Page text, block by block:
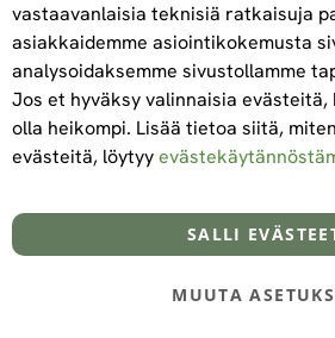
Tilaa
Tietoa meistä
@‌2025 FooDeliDoo
vastaavanlaisia teknisiä ratkaisuja
asiakkaidemme asiointikokemusta
analysoidaksemme sivustollamme
Jos et hyväksy valinnaisia
olla heikompi. Lisää tietoa siitä,
evästeitä, löytyy
SALLI
MUUTA